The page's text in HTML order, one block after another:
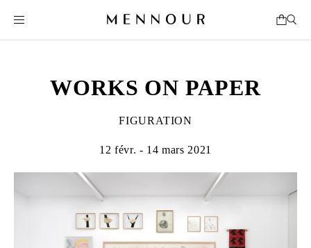
WORKS ON PAPER
FIGURATION
12 févr. - 14 mars 2021